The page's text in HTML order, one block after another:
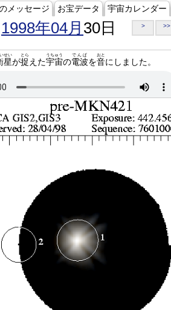
メッセージ お宝データ 宇宙カレンダー
1998年04月 30日 > >>
星
せい
が捉
とら
えた宇宙
うちゅう
の電波
でんぱ
を音
おと
にしました。